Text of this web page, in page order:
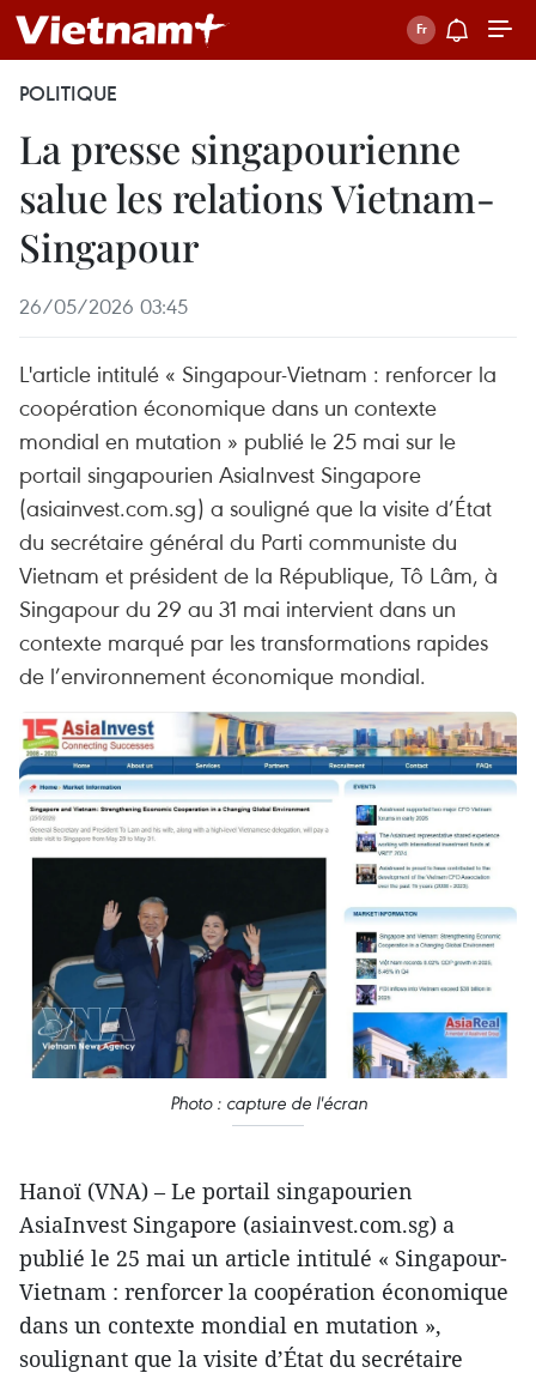
POLITIQUE
La presse singapourienne
salue les relations Vietnam-
Singapour
26/05/2026 03:45
L'article intitulé « Singapour-Vietnam : renforcer la
coopération économique dans un contexte
mondial en mutation » publié le 25 mai sur le
portail singapourien AsiaInvest Singapore
(asiainvest.com.sg) a souligné que la visite d’État
du secrétaire général du Parti communiste du
Vietnam et président de la République, Tô Lâm, à
Singapour du 29 au 31 mai intervient dans un
contexte marqué par les transformations rapides
de l’environnement économique mondial.
Photo : capture de l'écran
Hanoï (VNA) – Le portail singapourien
AsiaInvest Singapore (asiainvest.com.sg) a
publié le 25 mai un article intitulé « Singapour-
Vietnam : renforcer la coopération économique
dans un contexte mondial en mutation »,
soulignant que la visite d’État du secrétaire